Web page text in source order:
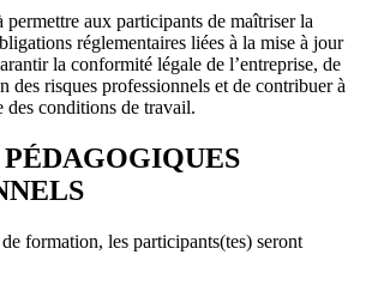
aux participants de maîtriser la
réglementaires liées à la mise à jour
la conformité légale de l’entreprise, de
des risques professionnels et de contribuer à
des conditions de travail.
formation, les participants(tes) seront